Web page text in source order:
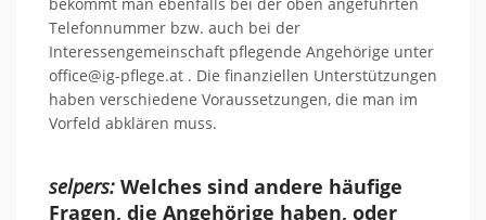
Telefonnummer bzw. auch bei der
Interessengemeinschaft pflegende Angehörige unter
office@ig-pflege.at . Die finanziellen Unterstützungen
haben verschiedene Voraussetzungen, die man im
Vorfeld abklären muss.
selpers: Welches sind andere häufige
Fragen, die Angehörige haben, oder